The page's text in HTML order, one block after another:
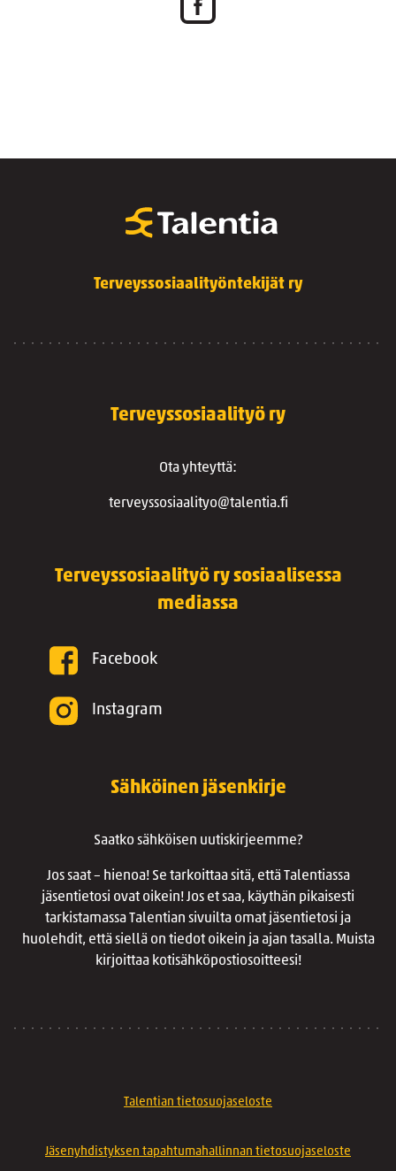
Terveyssosiaalityöntekijät ry
Terveyssosiaalityö ry
Ota yhteyttä:
terveyssosiaalityo@talentia.fi
Terveyssosiaalityö ry sosiaalisessa
mediassa
Facebook
Instagram
Sähköinen jäsenkirje
Saatko sähköisen uutiskirjeemme?
Jos saat – hienoa! Se tarkoittaa sitä, että Talentiassa
jäsentietosi ovat oikein! Jos et saa, käythän pikaisesti
tarkistamassa Talentian sivuilta omat jäsentietosi ja
huolehdit, että siellä on tiedot oikein ja ajan tasalla. Muista
kirjoittaa kotisähköpostiosoitteesi!
Talentian tietosuojaseloste
Jäsenyhdistyksen tapahtumahallinnan tietosuojaseloste